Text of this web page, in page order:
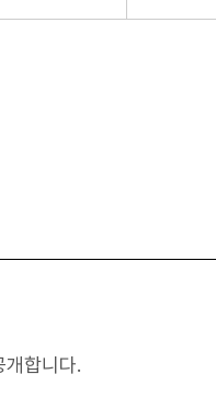
합니다.